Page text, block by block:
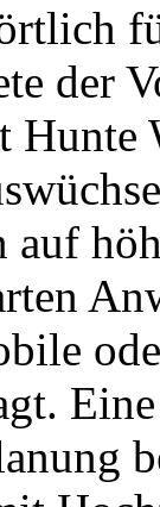
der
Hunte
Eine